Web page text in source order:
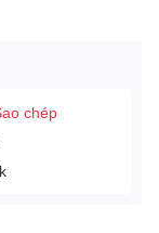
chép